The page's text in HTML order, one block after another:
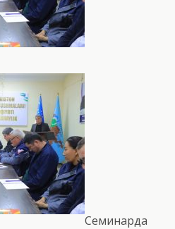
Семинарда